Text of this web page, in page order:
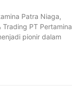
Patra Niaga,
PT Pertamina
pionir dalam